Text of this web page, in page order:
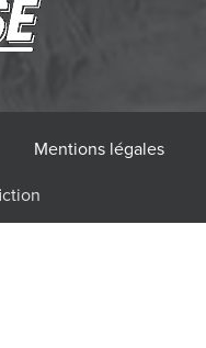
Mentions légales